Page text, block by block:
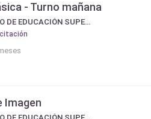
- Turno mañana
ABM INSTITUTO DE EDUCACIÓN SUPERIOR
Imagen